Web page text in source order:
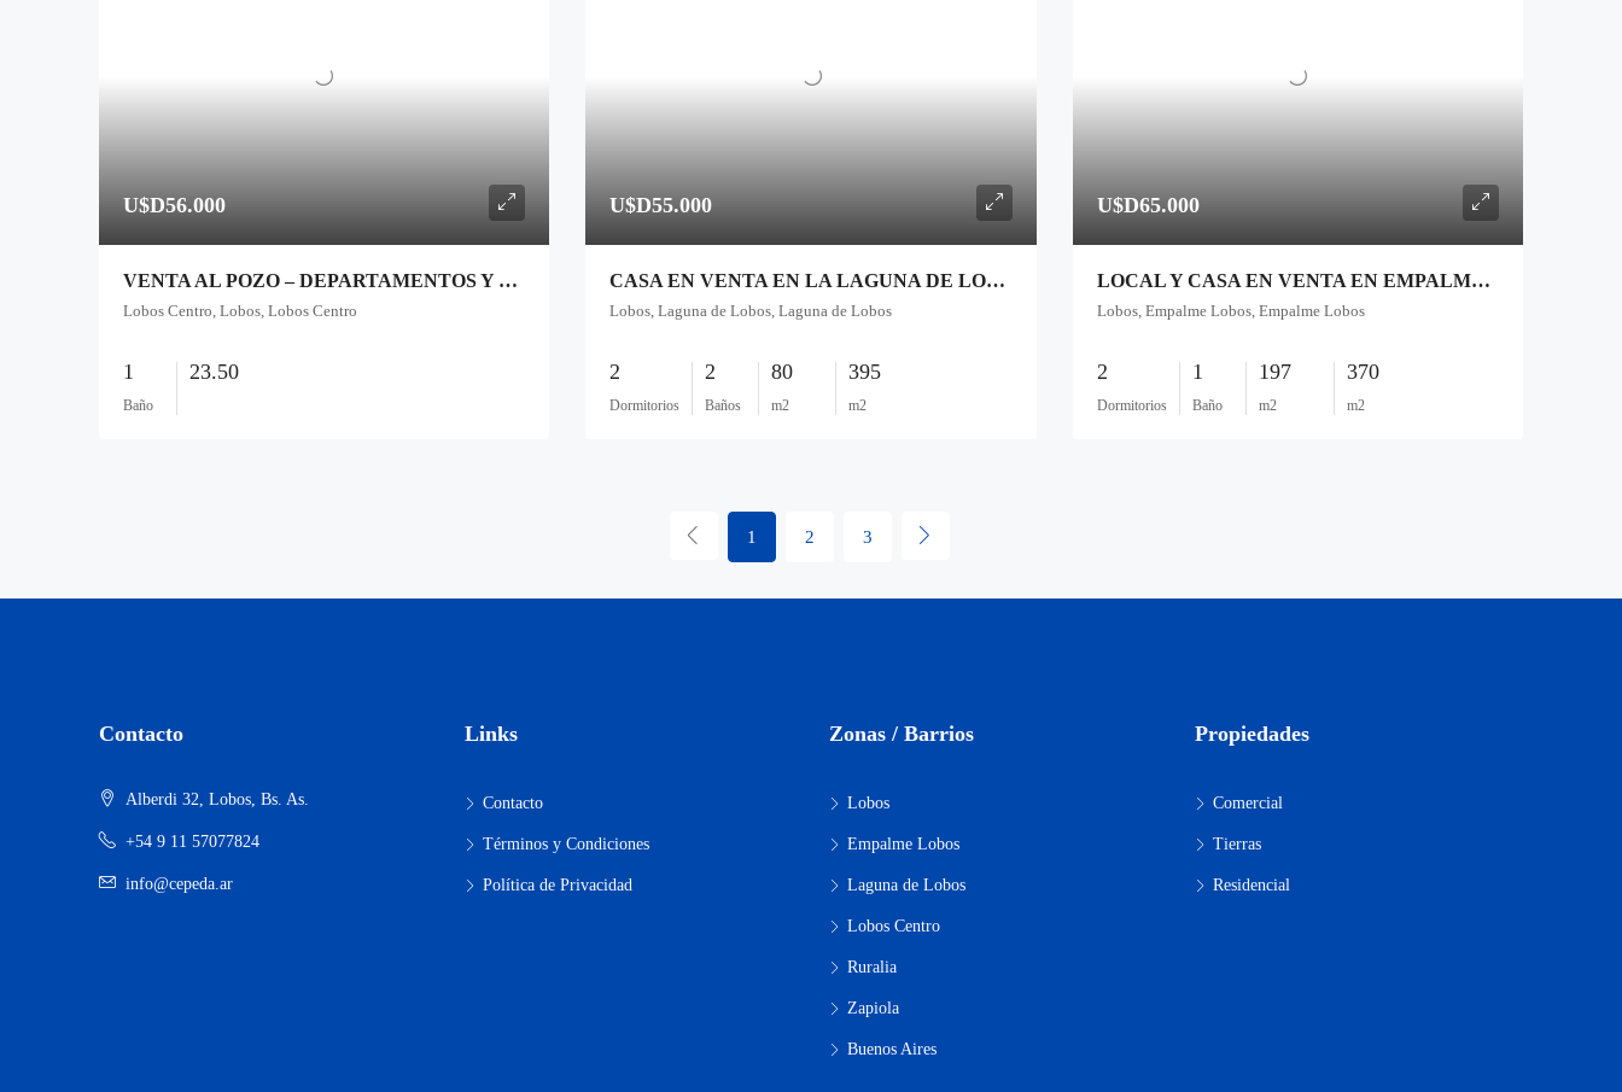
U$D56.000
VENTA AL POZO – DEPARTAMENTOS Y LOCALES CENTRICOS
Lobos Centro, Lobos, Lobos Centro
1
Baño
23.50
U$D55.000
CASA EN VENTA EN LA LAGUNA DE LOBOS
Lobos, Laguna de Lobos, Laguna de Lobos
2
Dormitorios
2
Baños
80
m2
395
m2
U$D65.000
LOCAL Y CASA EN VENTA EN EMPALME LOBOS
Lobos, Empalme Lobos, Empalme Lobos
2
Dormitorios
1
Baño
197
m2
370
m2
1 2 3
Contacto
Alberdi 32, Lobos, Bs. As.
+54 9 11 57077824
info@cepeda.ar
Links
Contacto
Términos y Condiciones
Política de Privacidad
Zonas / Barrios
Lobos
Empalme Lobos
Laguna de Lobos
Lobos Centro
Ruralia
Zapiola
Buenos Aires
Propiedades
Comercial
Tierras
Residencial